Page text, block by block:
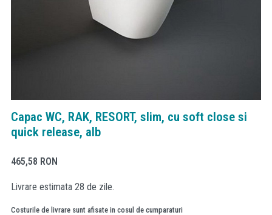
Capac WC, RAK, RESORT, slim, cu soft close si
quick release, alb
465,58 RON
Livrare estimata 28 de zile.
Costurile de livrare sunt afisate in cosul de cumparaturi